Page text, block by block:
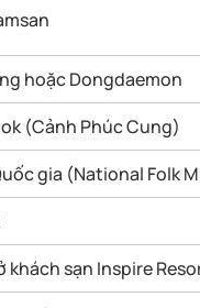
hoặc Dongdaemon
(Cảnh Phúc Cung)
gia (National Folk
khách sạn Inspire